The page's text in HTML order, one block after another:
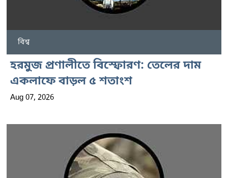
বিশ্ব
হরমুজ প্রণালীতে বিস্ফোরণ: তেলের দাম
একলাফে বাড়ল ৫ শতাংশ
Aug 07, 2026